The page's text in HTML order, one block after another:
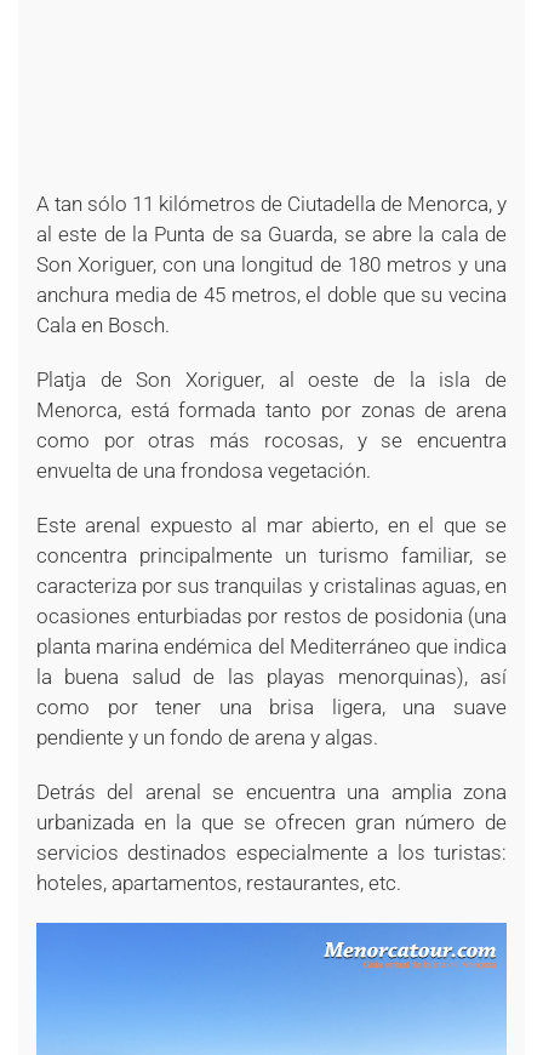
A tan sólo 11 kilómetros de Ciutadella de Menorca, y
al este de la Punta de sa Guarda, se abre la cala de
Son Xoriguer, con una longitud de 180 metros y una
anchura media de 45 metros, el doble que su vecina
Cala en Bosch.
Platja de Son Xoriguer, al oeste de la isla de
Menorca, está formada tanto por zonas de arena
como por otras más rocosas, y se encuentra
envuelta de una frondosa vegetación.
Este arenal expuesto al mar abierto, en el que se
concentra principalmente un turismo familiar, se
caracteriza por sus tranquilas y cristalinas aguas, en
ocasiones enturbiadas por restos de posidonia (una
planta marina endémica del Mediterráneo que indica
la buena salud de las playas menorquinas), así
como por tener una brisa ligera, una suave
pendiente y un fondo de arena y algas.
Detrás del arenal se encuentra una amplia zona
urbanizada en la que se ofrecen gran número de
servicios destinados especialmente a los turistas:
hoteles, apartamentos, restaurantes, etc.